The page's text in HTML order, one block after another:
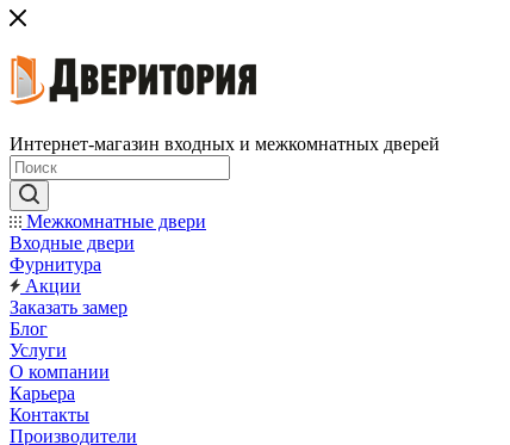
Интернет-магазин входных и межкомнатных дверей
Межкомнатные двери
Входные двери
Фурнитура
Акции
Заказать замер
Блог
Услуги
О компании
Карьера
Контакты
Производители